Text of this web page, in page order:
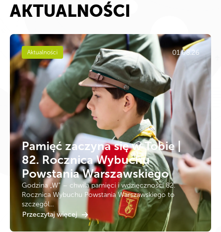
AKTUALNOŚCI
Aktualności 01.08.26
Pamięć zaczyna się w Tobie |
82. Rocznica Wybuchu
Powstania Warszawskiego
Godzina „W” – chwila pamięci i wdzięczności 82.
Rocznica Wybuchu Powstania Warszawskiego to
szczegól...
Przeczytaj więcej